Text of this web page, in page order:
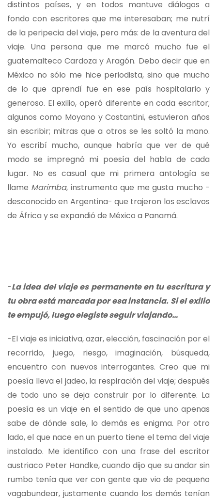
distintos países, y en todos mantuve diálogos a
fondo con escritores que me interesaban; me nutrí
de la peripecia del viaje, pero más: de la aventura del
viaje. Una persona que me marcó mucho fue el
guatemalteco Cardoza y Aragón. Debo decir que en
México no sólo me hice periodista, sino que mucho
de lo que aprendí fue en ese país hospitalario y
generoso. El exilio, operó diferente en cada escritor;
algunos como Moyano y Costantini, estuvieron años
sin escribir; mitras que a otros se les soltó la mano.
Yo escribí mucho, aunque habría que ver de qué
modo se impregnó mi poesía del habla de cada
lugar. No es casual que mi primera antología se
llame Marimba, instrumento que me gusta mucho -
desconocido en Argentina- que trajeron los esclavos
de África y se expandió de México a Panamá.
-La idea del viaje es permanente en tu escritura y
tu obra está marcada por esa instancia. Si el exilio
te empujó, luego elegiste seguir viajando…
-El viaje es iniciativa, azar, elección, fascinación por el
recorrido, juego, riesgo, imaginación, búsqueda,
encuentro con nuevos interrogantes. Creo que mi
poesía lleva el jadeo, la respiración del viaje; después
de todo uno se deja construir por lo diferente. La
poesía es un viaje en el sentido de que uno apenas
sabe de dónde sale, lo demás es enigma. Por otro
lado, el que nace en un puerto tiene el tema del viaje
instalado. Me identifico con una frase del escritor
austriaco Peter Handke, cuando dijo que su andar sin
rumbo tenía que ver con gente que vio de pequeño
vagabundear, justamente cuando los demás tenían